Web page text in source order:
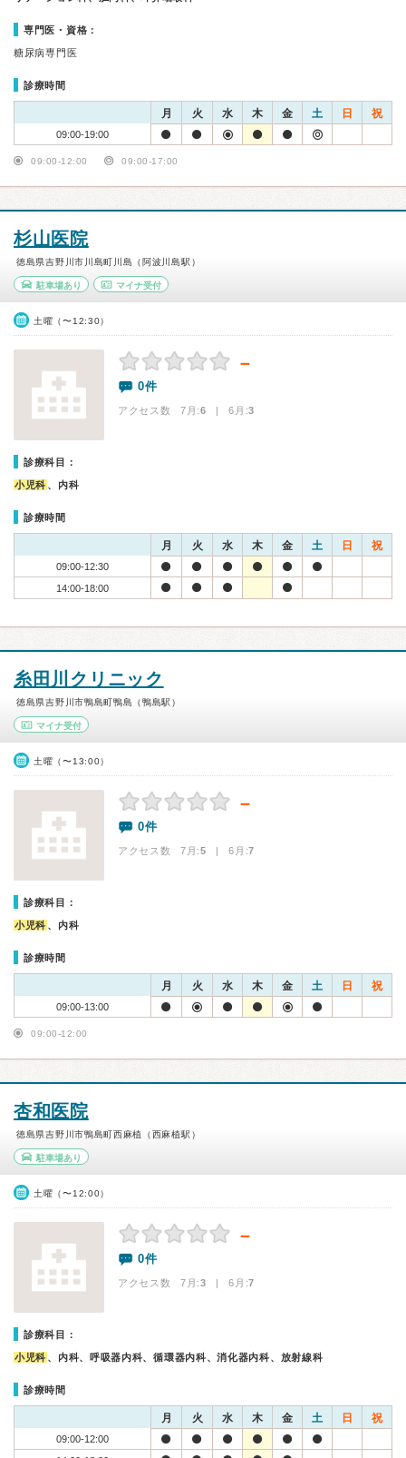
専門医・資格：
糖尿病専門医
診療時間
月 火 水 木 金 土 日 祝
09:00-19:00
09:00-12:00 09:00-17:00
杉山医院
徳島県吉野川市川島町川島（阿波川島駅）
駐車場あり マイナ受付
土曜（〜12:30）
－
0件
アクセス数 7月:6 | 6月:3
診療科目：
小児科 、内科
診療時間
月 火 水 木 金 土 日 祝
09:00-12:30
14:00-18:00
糸田川クリニック
徳島県吉野川市鴨島町鴨島（鴨島駅）
マイナ受付
土曜（〜13:00）
－
0件
アクセス数 7月:5 | 6月:7
診療科目：
小児科 、内科
診療時間
月 火 水 木 金 土 日 祝
09:00-13:00
09:00-12:00
杏和医院
徳島県吉野川市鴨島町西麻植（西麻植駅）
駐車場あり
土曜（〜12:00）
－
0件
アクセス数 7月:3 | 6月:7
診療科目：
小児科 、内科、呼吸器内科、循環器内科、消化器内科、放射線科
診療時間
月 火 水 木 金 土 日 祝
09:00-12:00